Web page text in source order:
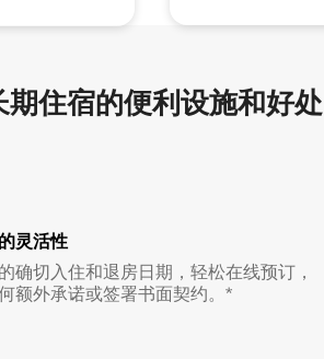
期住宿的便利设施和好处
灵活性
确切入住和退房日期，轻松在线预订，
额外承诺或签署书面契约。*